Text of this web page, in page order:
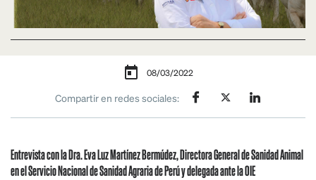
08/03/2022
Compartir en redes sociales:
Entrevista con la Dra. Eva Luz Martínez Bermúdez, Directora General de Sanidad Animal
en el Servicio Nacional de Sanidad Agraria de Perú y delegada ante la OIE